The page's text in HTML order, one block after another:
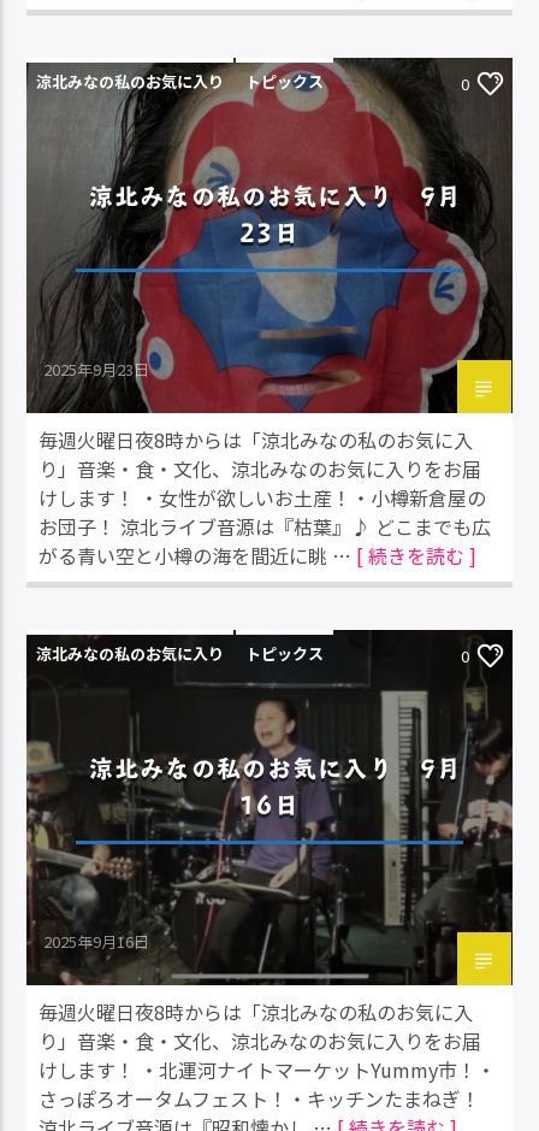
涼北みなの私のお気に入り トピックス 0
涼北みなの私のお気に入り 9月
23日
2025年9月23日
毎週火曜日夜8時からは「涼北みなの私のお気に入
り」音楽・食・文化、涼北みなのお気に入りをお届
けします！ ・女性が欲しいお土産！・小樽新倉屋の
お団子！ 涼北ライブ音源は『枯葉』♪ どこまでも広
がる青い空と小樽の海を間近に眺 … [ 続きを読む ]
涼北みなの私のお気に入り トピックス 0
涼北みなの私のお気に入り 9月
16日
2025年9月16日
毎週火曜日夜8時からは「涼北みなの私のお気に入
り」音楽・食・文化、涼北みなのお気に入りをお届
けします！ ・北運河ナイトマーケットYummy市！・
さっぽろオータムフェスト！・キッチンたまねぎ！